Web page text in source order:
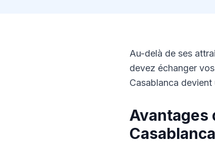
Au-delà de ses
devez échanger
Casablanca
Avantages
Casablanca